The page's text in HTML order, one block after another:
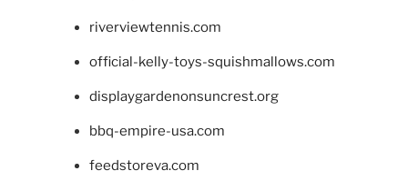
riverviewtennis.com
official-kelly-toys-squishmallows.com
displaygardenonsuncrest.org
bbq-empire-usa.com
feedstoreva.com